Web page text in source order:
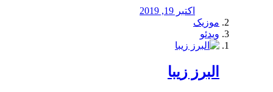
اکتبر 19, 2019
موزیک
ویدئو
البرز زیبا